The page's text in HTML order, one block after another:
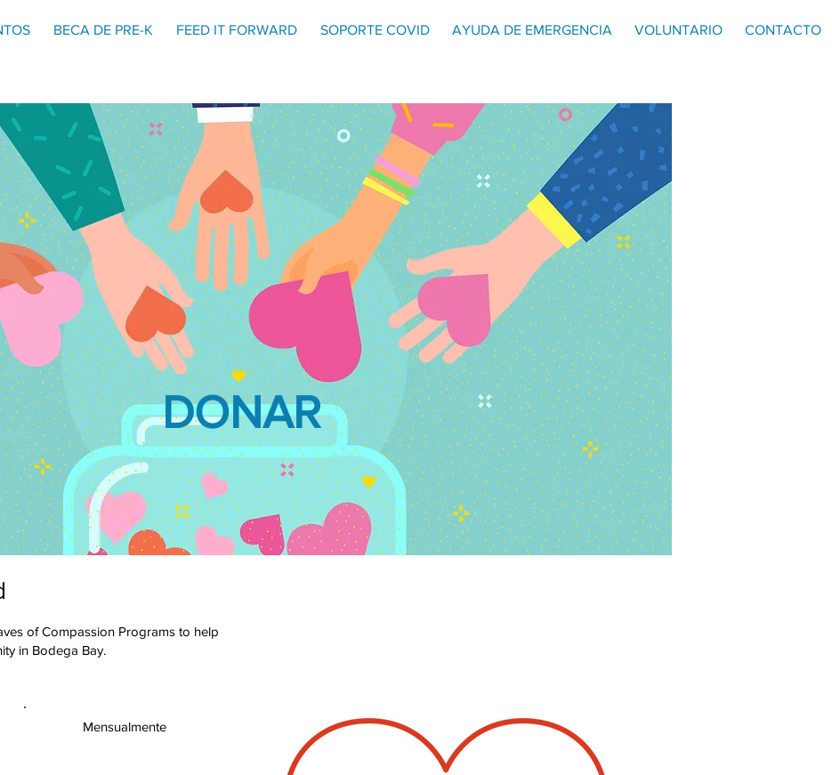
BECA DE PRE-K FEED IT FORWARD SOPORTE COVID AYUDA DE EMERGENCIA VOLUNTARIO CONTACTO
DONAR
of Compassion Programs to help
in Bodega Bay.
Mensualmente